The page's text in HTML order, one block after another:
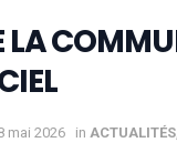
LA
mai 2026 in ACTUALITÉS